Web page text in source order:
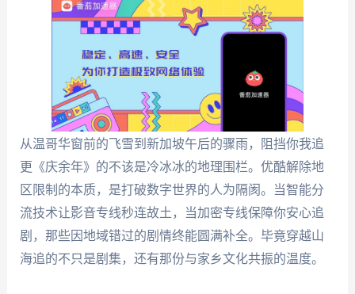
从温哥华窗前的飞雪到新加坡午后的骤雨，阻挡你我追
更《庆余年》的不该是冷冰冰的地理围栏。优酷解除地
区限制的本质，是打破数字世界的人为隔阂。当智能分
流技术让影音专线秒连故土，当加密专线保障你安心追
剧，那些因地域错过的剧情终能圆满补全。毕竟穿越山
海追的不只是剧集，还有那份与家乡文化共振的温度。